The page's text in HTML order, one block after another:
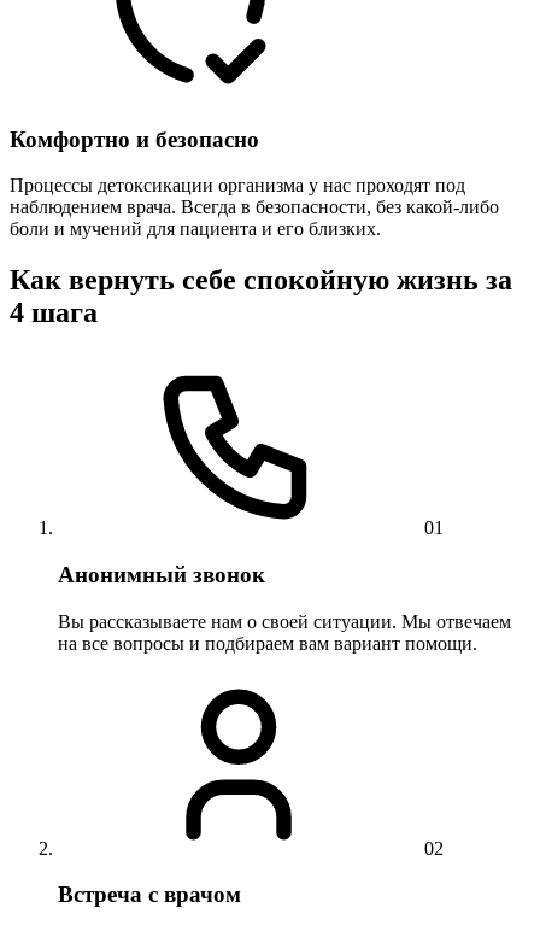
Комфортно и безопасно
Процессы детоксикации организма у нас проходят под
наблюдением врача. Всегда в безопасности, без какой-либо
боли и мучений для пациента и его близких.
Как вернуть себе спокойную жизнь за
4 шага
01
Анонимный звонок
Вы рассказываете нам о своей ситуации. Мы отвечаем
на все вопросы и подбираем вам вариант помощи.
02
Встреча с врачом